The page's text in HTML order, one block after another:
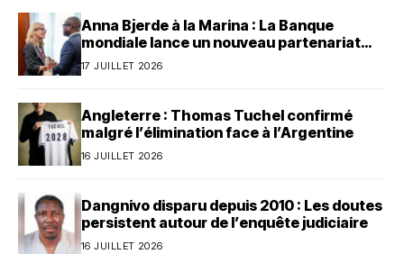
Anna Bjerde à la Marina : La Banque
mondiale lance un nouveau partenariat
avec le Bénin
17 JUILLET 2026
Angleterre : Thomas Tuchel confirmé
malgré l’élimination face à l’Argentine
16 JUILLET 2026
Dangnivo disparu depuis 2010 : Les doutes
persistent autour de l’enquête judiciaire
16 JUILLET 2026